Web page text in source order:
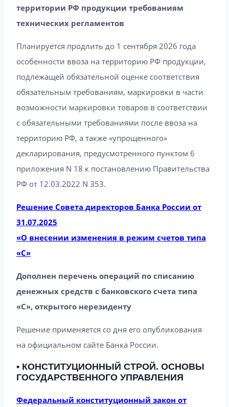
территории РФ продукции требованиям
технических регламентов
Планируется продлить до 1 сентября 2026 года
особенности ввоза на территорию РФ продукции,
подлежащей обязательной оценке соответствия
обязательным требованиям, маркировки в части
возможности маркировки товаров в соответствии
с обязательными требованиями после ввоза на
территорию РФ, а также «упрощенного»
декларирования, предусмотренного пунктом 6
приложения N 18 к постановлению Правительства
РФ от 12.03.2022 N 353.
Решение Совета директоров Банка России от
31.07.2025
«О внесении изменения в режим счетов типа
«С»
Дополнен перечень операций по списанию
денежных средств с банковского счета типа
«С», открытого нерезиденту
Решение применяется со дня его опубликования
на официальном сайте Банка России.
• КОНСТИТУЦИОННЫЙ СТРОЙ. ОСНОВЫ
ГОСУДАРСТВЕННОГО УПРАВЛЕНИЯ
Федеральный конституционный закон от